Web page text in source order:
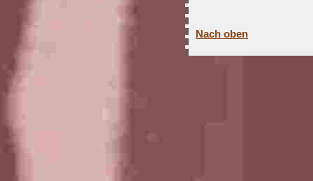
Nach oben